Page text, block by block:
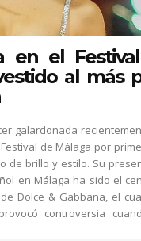
en el
al más
galardonada
de Málaga por
de brillo y estilo. Su
en Málaga ha sido el
Dolce & Gabbana, el
controversia